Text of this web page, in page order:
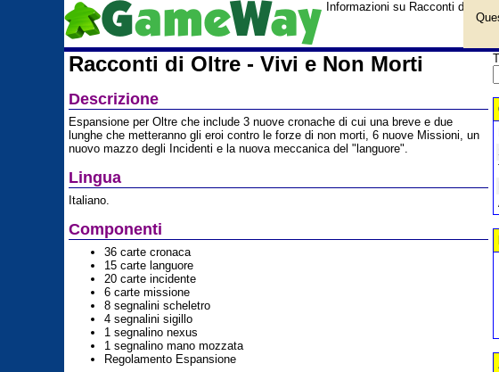
Informazioni su Racconti di
Racconti di Oltre - Vivi e Non Morti
Descrizione
Espansione per Oltre che include 3 nuove cronache di cui una breve e due
lunghe che metteranno gli eroi contro le forze di non morti, 6 nuove Missioni, un
nuovo mazzo degli Incidenti e la nuova meccanica del "languore".
Lingua
Italiano.
Componenti
36 carte cronaca
15 carte languore
20 carte incidente
6 carte missione
8 segnalini scheletro
4 segnalini sigillo
1 segnalino nexus
1 segnalino mano mozzata
Regolamento Espansione